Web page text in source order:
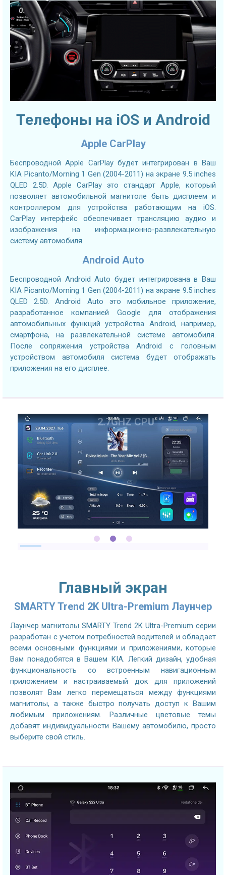
Телефоны на iOS и Android
Apple CarPlay
Беспроводной Apple CarPlay будет интегрирован в Ваш
KIA Picanto/Morning 1 Gen (2004-2011) на экране 9.5 inches
QLED 2.5D. Apple CarPlay это стандарт Apple, который
позволяет автомобильной магнитоле быть дисплеем и
контроллером для устройства работающим на iOS.
CarPlay интерфейс обеспечивает трансляцию аудио и
изображения на информационно-развлекательную
систему автомобиля.
Android Auto
Беспроводной Android Auto будет интегрирована в Ваш
KIA Picanto/Morning 1 Gen (2004-2011) на экране 9.5 inches
QLED 2.5D. Android Auto это мобильное приложение,
разработанное компанией Google для отображения
автомобильных функций устройства Android, например,
смартфона, на развлекательной системе автомобиля.
После сопряжения устройства Android с головным
устройством автомобиля система будет отображать
приложения на его дисплее.
2.7GHZ CPU
Главный экран
SMARTY Trend 2K Ultra-Premium Лаунчер
Лаунчер магнитолы SMARTY Trend 2K Ultra-Premium серии
разработан с учетом потребностей водителей и обладает
всеми основными функциями и приложениями, которые
Вам понадобятся в Вашем KIA. Легкий дизайн, удобная
функциональность со встроенным навигационным
приложением и настраиваемый док для приложений
позволят Вам легко перемещаться между функциями
магнитолы, а также быстро получать доступ к Вашим
любимым приложениям. Различные цветовые темы
добавят индивидуальности Вашему автомобилю, просто
выберите свой стиль.